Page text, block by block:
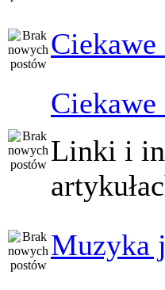
Ciekawe
Linki i
Muzyka